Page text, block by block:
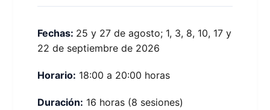
Fechas: 25 y 27 de agosto; 1, 3, 8, 10, 17 y
22 de septiembre de 2026
Horario: 18:00 a 20:00 horas
Duración: 16 horas (8 sesiones)